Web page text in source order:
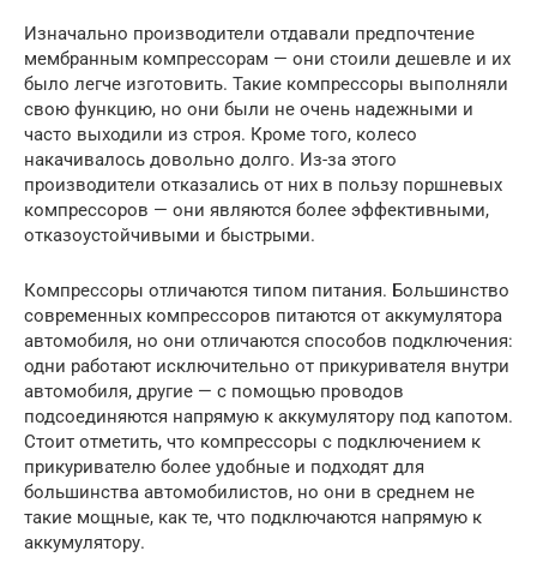
Изначально производители отдавали предпочтение
мембранным компрессорам — они стоили дешевле и их
было легче изготовить. Такие компрессоры выполняли
свою функцию, но они были не очень надежными и
часто выходили из строя. Кроме того, колесо
накачивалось довольно долго. Из-за этого
производители отказались от них в пользу поршневых
компрессоров — они являются более эффективными,
отказоустойчивыми и быстрыми.
Компрессоры отличаются типом питания. Большинство
современных компрессоров питаются от аккумулятора
автомобиля, но они отличаются способов подключения:
одни работают исключительно от прикуривателя внутри
автомобиля, другие — с помощью проводов
подсоединяются напрямую к аккумулятору под капотом.
Стоит отметить, что компрессоры с подключением к
прикуривателю более удобные и подходят для
большинства автомобилистов, но они в среднем не
такие мощные, как те, что подключаются напрямую к
аккумулятору.